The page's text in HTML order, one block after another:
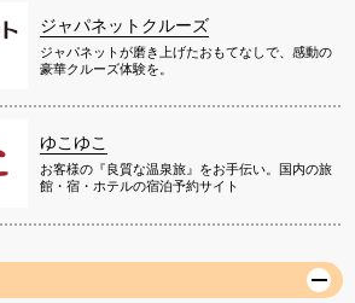
ジャパネットクルーズ
ジャパネットが磨き上げたおもてなしで、感動の
豪華クルーズ体験を。
ゆこゆこ
お客様の『良質な温泉旅』をお手伝い。国内の旅
館・宿・ホテルの宿泊予約サイト